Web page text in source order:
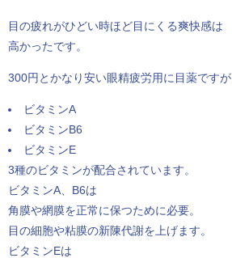
目の疲れがひどい時ほど目にくる爽快感は
高かったです。
300円とかなり安い眼精疲労用に目薬ですが
ビタミンA
ビタミンB6
ビタミンE
3種のビタミンが配合されています。
ビタミンA、B6は
角膜や網膜を正常に保つために必要。
目の細胞や粘膜の新陳代謝を上げます。
ビタミンEは